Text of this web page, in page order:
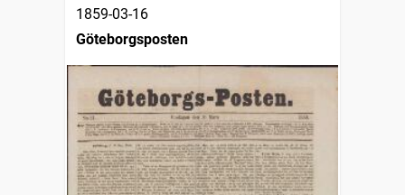
1859-03-16
Göteborgsposten